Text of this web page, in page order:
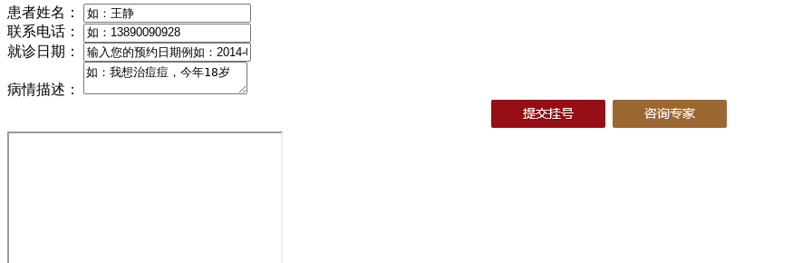
患者姓名：
联系电话：
就诊日期：
病情描述：